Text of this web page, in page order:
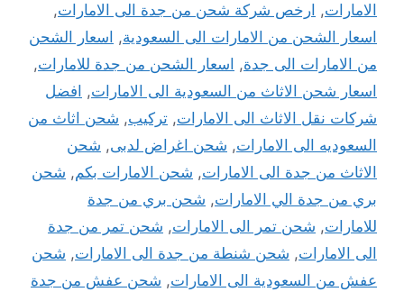
الامارات, ارخص شركة شحن من جدة الى الامارات,
اسعار الشحن من الامارات الى السعودية, اسعار الشحن
من الامارات الى جدة, اسعار الشحن من جدة للامارات,
اسعار شحن الاثاث من السعودية الى الامارات, افضل
شركات نقل الاثاث الى الامارات, تركيب, شحن اثاث من
السعوديه الى الامارات, شحن اغراض لدبى , شحن
الاثاث من جدة الى الامارات, شحن الامارات بكم, شحن
بري من جدة الي الامارات, شحن بري من جدة
للامارات, شحن تمر الى الامارات, شحن تمر من جدة
الى الامارات, شحن شنطة من جدة الى الامارات, شحن
عفش من السعودية الى الامارات, شحن عفش من جدة